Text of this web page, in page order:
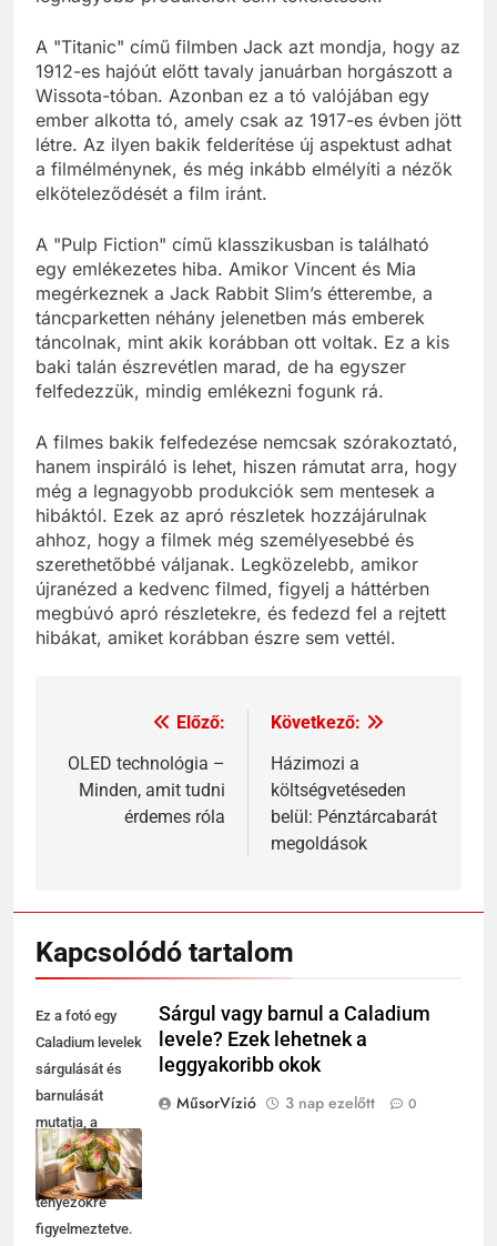
A "Titanic" című filmben Jack azt mondja, hogy az
1912-es hajóút előtt tavaly januárban horgászott a
Wissota-tóban. Azonban ez a tó valójában egy
ember alkotta tó, amely csak az 1917-es évben jött
létre. Az ilyen bakik felderítése új aspektust adhat
a filmélménynek, és még inkább elmélyíti a nézők
elköteleződését a film iránt.
A "Pulp Fiction" című klasszikusban is található
egy emlékezetes hiba. Amikor Vincent és Mia
megérkeznek a Jack Rabbit Slim’s étterembe, a
táncparketten néhány jelenetben más emberek
táncolnak, mint akik korábban ott voltak. Ez a kis
baki talán észrevétlen marad, de ha egyszer
felfedezzük, mindig emlékezni fogunk rá.
A filmes bakik felfedezése nemcsak szórakoztató,
hanem inspiráló is lehet, hiszen rámutat arra, hogy
még a legnagyobb produkciók sem mentesek a
hibáktól. Ezek az apró részletek hozzájárulnak
ahhoz, hogy a filmek még személyesebbé és
szerethetőbbé váljanak. Legközelebb, amikor
újranézed a kedvenc filmed, figyelj a háttérben
megbúvó apró részletekre, és fedezd fel a rejtett
hibákat, amiket korábban észre sem vettél.
Bejegyzés
navigáció
Előző:
OLED technológia –
Minden, amit tudni
érdemes róla
Következő:
Házimozi a
költségvetéseden
belül: Pénztárcabarát
megoldások
Kapcsolódó tartalom
Ez a fotó egy
Caladium levelek
sárgulását és
barnulását
mutatja, a
növény
környezeti
tényezőkre
figyelmeztetve.
Sárgul vagy barnul a Caladium
levele? Ezek lehetnek a
leggyakoribb okok
MűsorVízió
3 nap ezelőtt 0